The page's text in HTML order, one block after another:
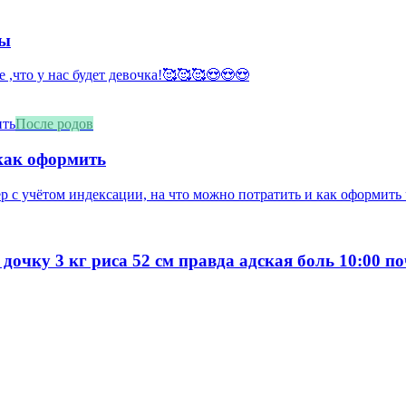
,что у нас будет девочка!🥰🥰🥰😍😍😍
После родов
оформить
с учётом индексации, на что можно потратить и как
3 кг риса 52 см правда адская боль 10:00